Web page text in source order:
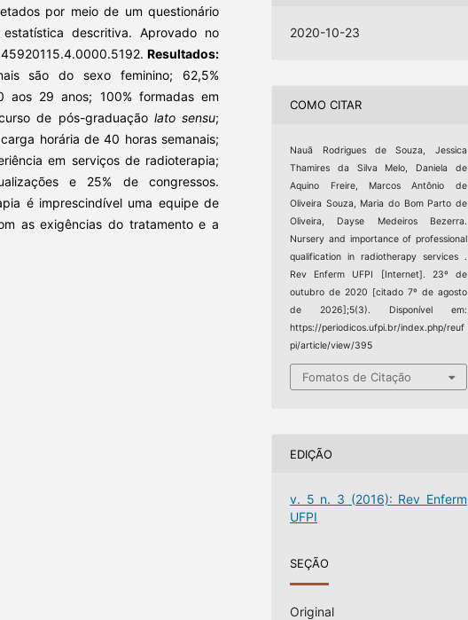
por meio de um questionário
descritiva. Aprovado no
45920115.4.0000.5192. Resultados:
são do sexo feminino; 62,5%
aos 29 anos; 100% formadas em
de pós-graduação lato sensu;
horária de 40 horas semanais;
em serviços de radioterapia;
e 25% de congressos.
é imprescindível uma equipe de
as exigências do tratamento e a
2020-10-23
COMO CITAR
Nauã Rodrigues de Souza, Jessica
Thamires da Silva Melo, Daniela de
Aquino Freire, Marcos Antônio de
Oliveira Souza, Maria do Bom Parto de
Oliveira, Dayse Medeiros Bezerra.
Nursery and importance of professional
qualification in radiotherapy services .
Rev Enferm UFPI [Internet]. 23º de
outubro de 2020 [citado 7º de agosto
de 2026];5(3). Disponível em:
https://periodicos.ufpi.br/index.php/reuf
pi/article/view/395
Fomatos de Citação
EDIÇÃO
v. 5 n. 3 (2016): Rev Enferm
UFPI
SEÇÃO
Original